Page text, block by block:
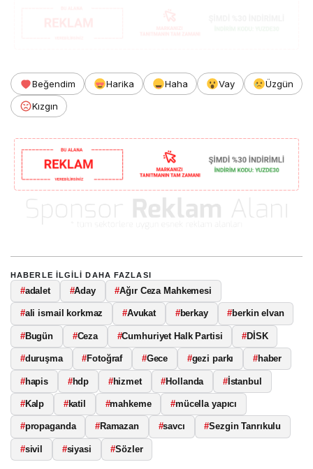
Beğendim Harika Haha Vay
Üzgün
Kızgın
HABERLE ILGILI DAHA FAZLASI
#adalet #Aday #Ağır Ceza Mahkemesi
#ali ismail korkmaz #Avukat #berkay #berkin elvan
#Bugün #Ceza #Cumhuriyet Halk Partisi #DİSK
#duruşma #Fotoğraf #Gece #gezi parkı #haber
#hapis #hdp #hizmet #Hollanda #İstanbul
#Kalp #katil #mahkeme #mücella yapıcı
#propaganda #Ramazan #savcı #Sezgin Tanrıkulu
#sivil #siyasi #Sözler